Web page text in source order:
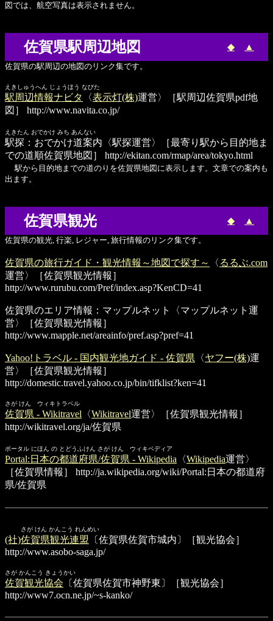
図では、航空写真は表示されません。
佐賀県駅周辺地図 ◆ ▲
佐賀県の駅周辺の地図のリンク集です。
えきしゅうへん じょうほう なびた
駅周辺情報ナビタ 〈表示灯(株)運営〉［駅周辺佐賀県pdf地
図］
http://www.navita.co.jp/
えきたん おでかけ みち あんない
駅探：おでかけ道案内 〈駅探運営〉［最寄り駅から目的地ま
での道順佐賀県地図］
http://ekitan.com/rmap/area/tokyo.html
駅から目的地までの道のりを佐賀県地図に表示します。文章での案内も
出ます。
佐賀県観光 ◆ ▲
佐賀県の観光, 行楽, レジャー, 旅行情報のリンク集です。
佐賀県の旅行ガイド・観光情報～地図で探す～ 〈 るるぶ.com
運営〉［佐賀県観光情報］
http://www.rurubu.com/Pref/index.asp?KenCD=41
佐賀県のエリア情報：マップルネット
〈マップルネット運
営〉［佐賀県観光情報］
http://www.mapple.net/areainfo/pref.asp?pref=41
Yahoo!トラベル - 国内観光地ガイド - 佐賀県 〈ヤフー(株)運
営〉［佐賀県観光情報］
http://domestic.travel.yahoo.co.jp/bin/tifklist?ken=41
さが けん ウィキトラベル
佐賀県 - Wikitravel 〈Wikitravel運営〉［佐賀県観光情報］
http://wikitravel.org/ja/佐賀県
ポータル にほん の とどうふけん さが けん ウィキペディア
Portal:日本の都道府県/佐賀県 - Wikipedia 〈Wikipedia運営〉
［佐賀県情報］
http://ja.wikipedia.org/wiki/Portal:日本の都道府
県/佐賀県
さが けん かんこう れんめい
(社)佐賀県観光連盟 〔佐賀県佐賀市城内〕［観光協会］
http://www.asobo-saga.jp/
さが かんこう きょうかい
佐賀観光協会 〔佐賀県佐賀市神野東〕［観光協会］
http://www7.ocn.ne.jp/~s-kanko/